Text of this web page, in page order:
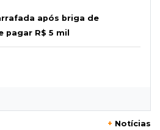
após briga de
pagar R$ 5 mil
+ Notícias